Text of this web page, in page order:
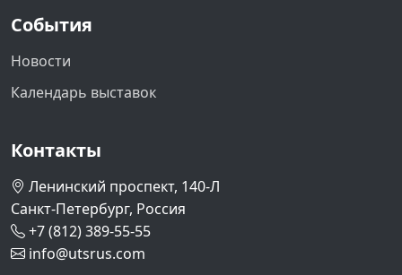
События
Новости
Календарь выставок
Контакты
Ленинский проспект, 140-Л
Санкт-Петербург, Россия
+7 (812) 389-55-55
info@utsrus.com